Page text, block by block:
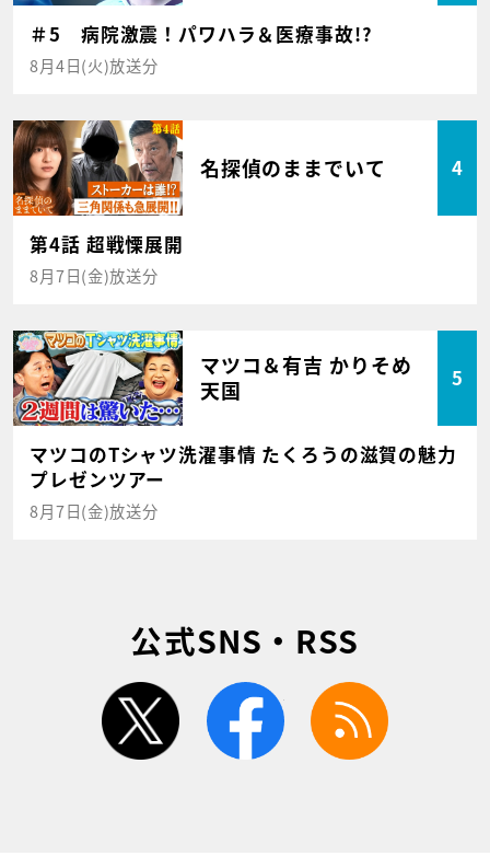
＃5 病院激震！パワハラ＆医療事故!?
8月4日(火)放送分
名探偵のままでいて 4
第4話 超戦慄展開
8月7日(金)放送分
マツコ＆有吉 かりそめ
天国
5
マツコのTシャツ洗濯事情 たくろうの滋賀の魅力
プレゼンツアー
8月7日(金)放送分
公式SNS・RSS
twitter facebook